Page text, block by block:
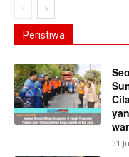
Peristiwa
31